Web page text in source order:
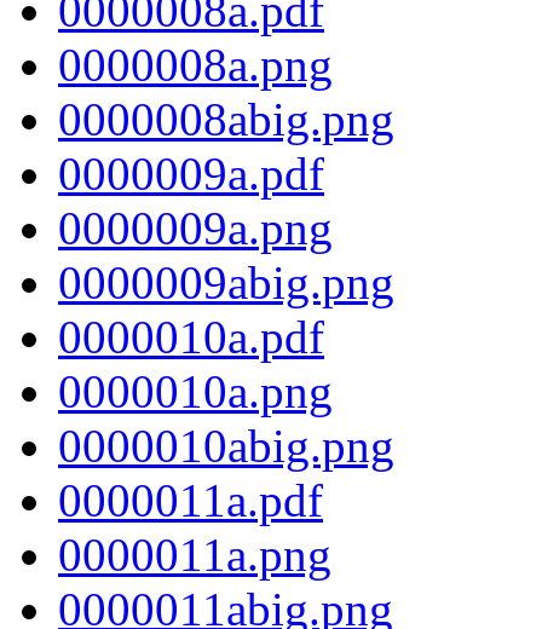
0000008a.pdf
0000008a.png
0000008abig.png
0000009a.pdf
0000009a.png
0000009abig.png
0000010a.pdf
0000010a.png
0000010abig.png
0000011a.pdf
0000011a.png
0000011abig.png